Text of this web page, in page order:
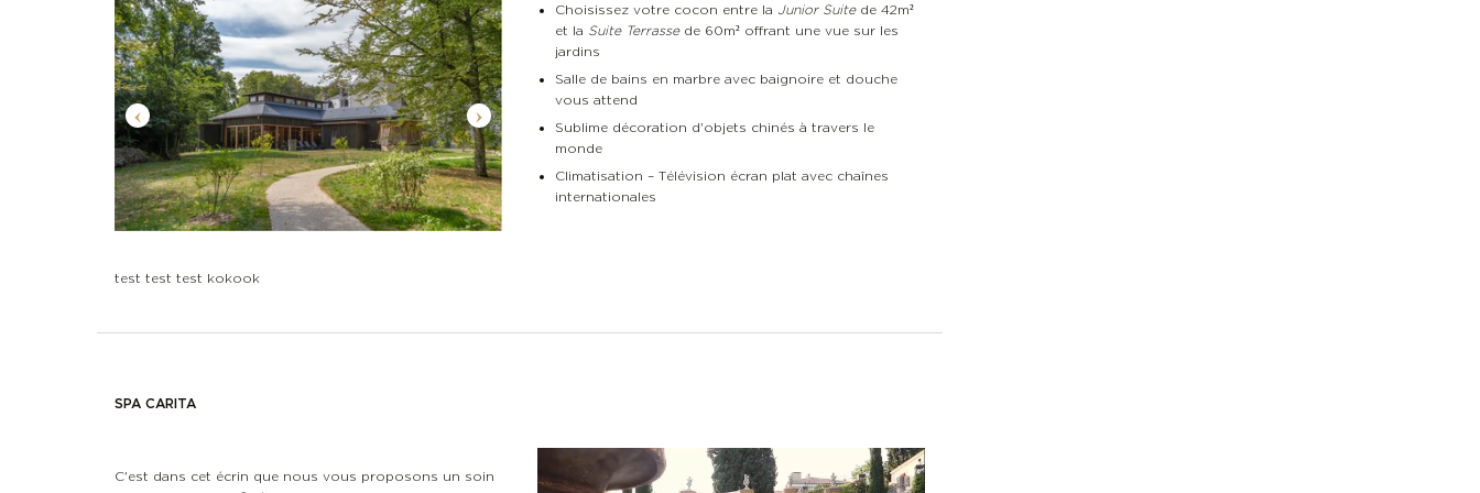
Choisissez votre cocon entre la Junior Suitede 42m²
et la Suite Terrassede 60m² offrant une vue sur les
jardins
Salle de bains en marbre avec baignoire et douche
vous attend
Sublime décoration d'objets chinés à travers le
monde
Climatisation – Télévision écran plat avec chaînes
internationales
test test test kokook
SPA CARITA
C'est dans cet écrin que nous vous proposons un soin